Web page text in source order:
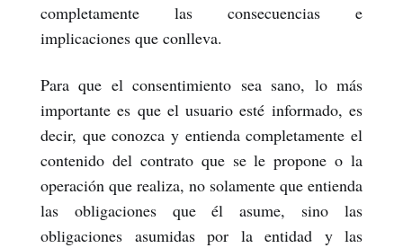
completamente las consecuencias e
implicaciones que conlleva.
Para que el consentimiento sea sano, lo más
importante es que el usuario esté informado, es
decir, que conozca y entienda completamente el
contenido del contrato que se le propone o la
operación que realiza, no solamente que entienda
las obligaciones que él asume, sino las
obligaciones asumidas por la entidad y las